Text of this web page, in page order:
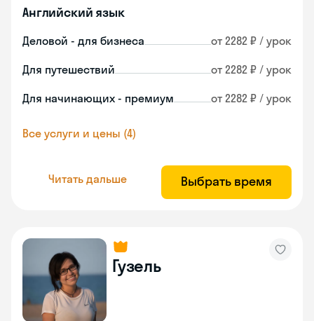
Английский язык
Деловой - для бизнеса от 2282 ₽ / урок
Для путешествий от 2282 ₽ / урок
Для начинающих - премиум от 2282 ₽ / урок
Все услуги и цены (4)
Читать дальше Выбрать время
Гузель